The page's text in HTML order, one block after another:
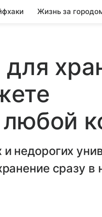
Жизнь за
любой
недорогих
сразу в